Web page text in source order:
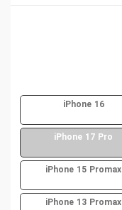
iPhone 16
iPhone 17 Pro
iPhone 15 Promax
iPhone 13 Promax